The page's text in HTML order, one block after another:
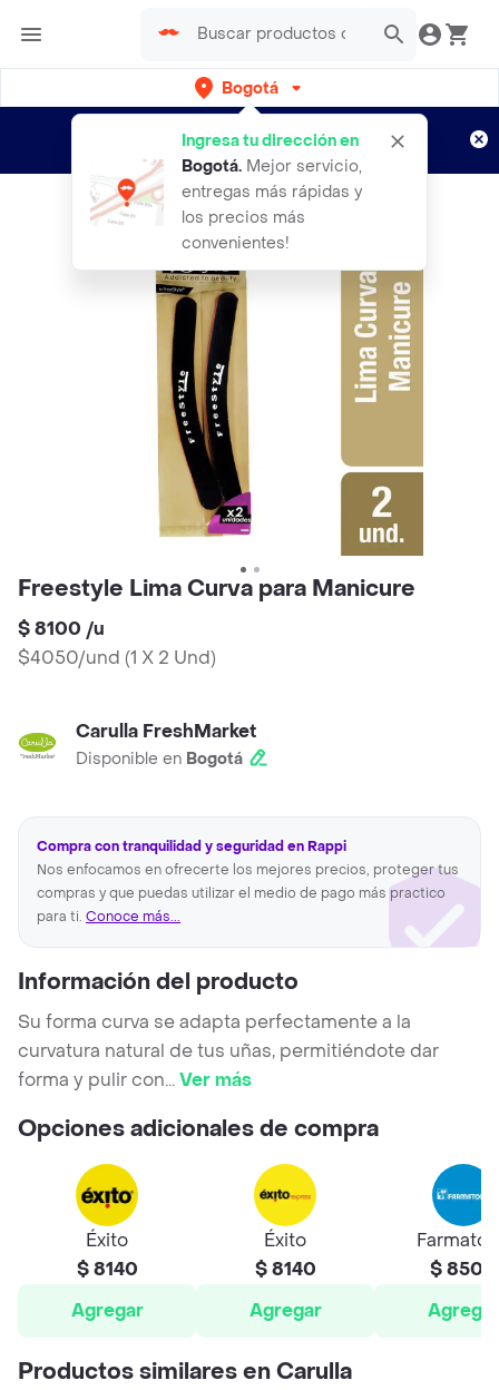
Bogotá
Ingresa tu dirección en
Bogotá. Mejor servicio,
entregas más rápidas y
los precios más
convenientes!
envíos gratis por semanas
Aplican TyC
Freestyle Lima Curva para Manicure
$ 8100 /u
$4050/und (1 X 2 Und)
Carulla FreshMarket
Disponible en Bogotá
Compra con tranquilidad y seguridad en Rappi
Nos enfocamos en ofrecerte los mejores precios, proteger tus
compras y que puedas utilizar el medio de pago más practico
para ti. Conoce más...
Información del producto
Su forma curva se adapta perfectamente a la
curvatura natural de tus uñas, permitiéndote dar
forma y pulir con...Ver más
Opciones adicionales de compra
Éxito
$ 8140
Agregar
Éxito
$ 8140
Agregar
$ 8500
Agregar
Productos similares en Carulla